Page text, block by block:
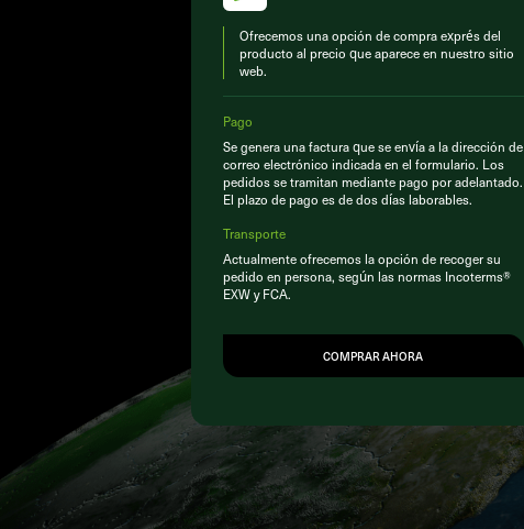
Ofrecemos una opción de compra exprés del
producto al precio que aparece en nuestro sitio
web.
Pago
Se genera una factura que se envía a la dirección de
correo electrónico indicada en el formulario. Los
pedidos se tramitan mediante pago por adelantado.
El plazo de pago es de dos días laborables.
Transporte
Actualmente ofrecemos la opción de recoger su
pedido en persona, según las normas Incoterms®
EXW y FCA.
COMPRAR AHORA